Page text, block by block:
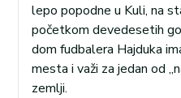
lepo popodne u Kuli, na
početkom devedesetih
dom fudbalera Hajduka
mesta i važi za jedan od
zemlji.